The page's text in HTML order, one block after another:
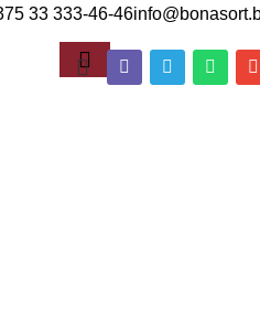
33 333-46-46